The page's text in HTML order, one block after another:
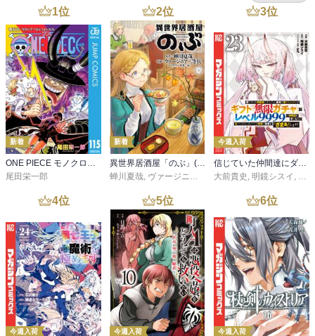
1位
新着
ONE PIECE モノクロ版 115
尾田栄一郎
2位
新着
異世界居酒屋「のぶ」(22)
蝉川夏哉, ヴァージニア二等兵 ,転
3位
今週入荷
信じていた仲間達にダンジョン奥地で殺されかけたがギフト『無限ガチャ』でレベル９９９９の仲間達を手に入れて元パーティーメンバーと世界に復讐＆『ざまぁ！』します！（２３）
大前貴史 , 明鏡シスイ , ｔ
4位
今週入荷
5位
今週入荷
6位
今週入荷